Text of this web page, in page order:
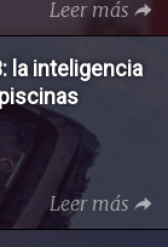
Leer más
la inteligencia
Leer más